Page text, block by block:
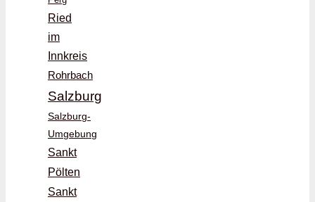
Ried
im
Innkreis
Rohrbach
Salzburg
Salzburg-
Umgebung
Sankt
Pölten
Sankt